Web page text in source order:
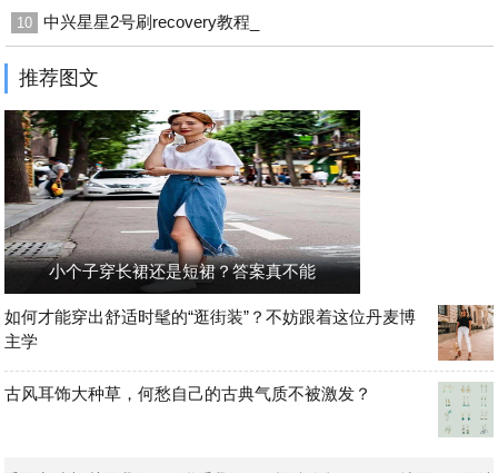
10 中兴星星2号刷recovery教程_
推荐图文
小个子穿长裙还是短裙？答案真不能
如何才能穿出舒适时髦的“逛街装”？不妨跟着这位丹麦博
主学
古风耳饰大种草，何愁自己的古典气质不被激发？